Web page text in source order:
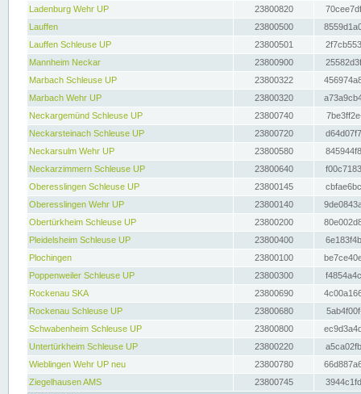
Ladenburg Wehr UP
23800820
Lauffen
23800500
Lauffen Schleuse UP
23800501
Mannheim Neckar
23800900
Marbach Schleuse UP
23800322
Marbach Wehr UP
23800320
Neckargemünd Schleuse UP
23800740
Neckarsteinach Schleuse UP
23800720
Neckarsulm Wehr UP
23800580
Neckarzimmern Schleuse UP
23800640
Oberesslingen Schleuse UP
23800145
Oberesslingen Wehr UP
23800140
Obertürkheim Schleuse UP
23800200
Pleidelsheim Schleuse UP
23800400
Plochingen
23800100
Poppenweiler Schleuse UP
23800300
Rockenau SKA
23800690
Rockenau Schleuse UP
23800680
Schwabenheim Schleuse UP
23800800
Untertürkheim Schleuse UP
23800220
Wieblingen Wehr UP neu
23800780
Ziegelhausen AMS
23800745